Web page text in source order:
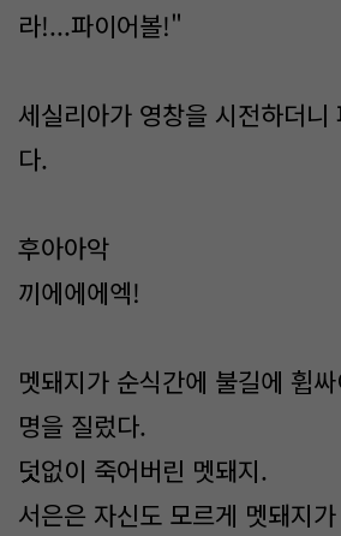
라!...파이어볼!"
세실리아가 영창을 시전하더니
다.
후아아악
끼에에에엑!
멧돼지가 순식간에 불길에 휩
명을 질렀다.
덧없이 죽어버린 멧돼지.
서은은 자신도 모르게 멧돼지